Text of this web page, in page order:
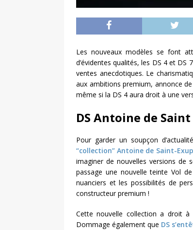
Les nouveaux modèles se font
d’évidentes qualités, les DS 4 et
ventes anecdotiques. Le
aux ambitions premium, annonce
même si la DS 4 aura droit à une
DS Antoine de
Pour garder un soupçon
“collection” Antoine de Saint-
imaginer de nouvelles versions de
passage une nouvelle teinte Vol
nuanciers et les possibilités de
constructeur premium !
Cette nouvelle collection a droit
Dommage également que DS